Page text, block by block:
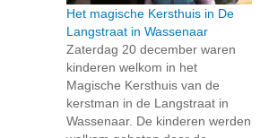
Het magische Kersthuis in De
Langstraat in Wassenaar
Zaterdag 20 december waren
kinderen welkom in het
Magische Kersthuis van de
kerstman in de Langstraat in
Wassenaar. De kinderen werden